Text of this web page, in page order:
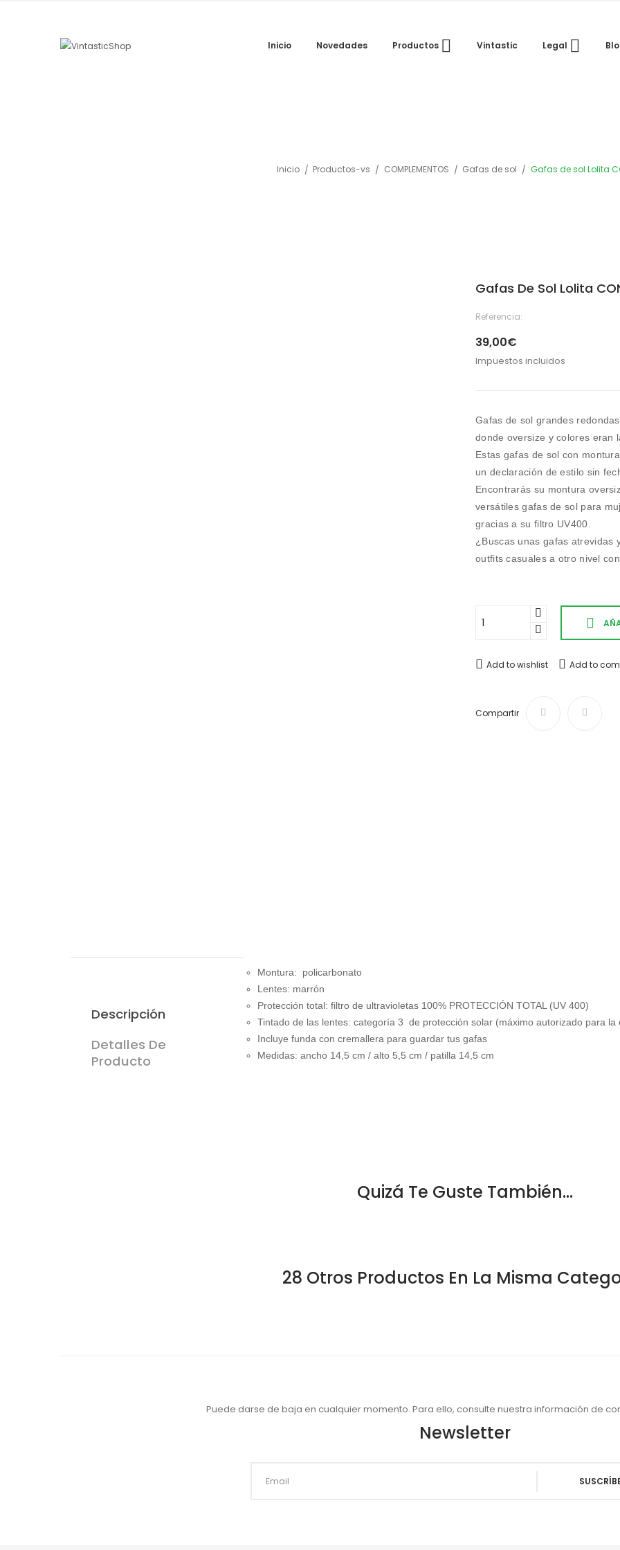
Inicio Novedades Productos Vintastic Legal
Inicio Productos-vs COMPLEMENTOS Gafas de sol Gafas de sol Lolita
Gafas De Sol Lolita
Referencia:
39,00€
Impuestos incluidos
Gafas de sol grandes
donde oversize y colores eran
Estas gafas de sol con
un declaración de estilo sin
Encontrarás su montura
versátiles gafas de sol para
gracias a su filtro UV400.
¿Buscas unas gafas atrevidas
outfits casuales a otro nivel
Add to wishlist Add to
Compartir
Descripción
Detalles De
Producto
Montura: policarbonato
Lentes: marrón
Protección total: filtro de ultravioletas 100% PROTECCIÓN TOTAL (UV 400)
Tintado de las lentes: categoría 3 de protección solar (máximo autorizado para la
Incluye funda con cremallera para guardar tus gafas
Medidas: ancho 14,5 cm / alto 5,5 cm / patilla 14,5 cm
Quizá Te Guste También...
28 Otros Productos En La Misma
Puede darse de baja en cualquier momento. Para ello, consulte nuestra información de
Newsletter